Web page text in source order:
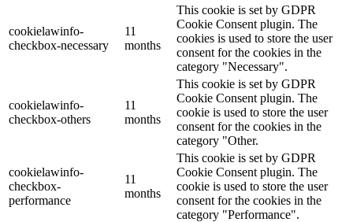
cookielawinfo-
checkbox-necessary
11
months
This cookie is set by GDPR
Cookie Consent plugin. The
cookies is used to store the user
consent for the cookies in the
category "Necessary".
cookielawinfo-
checkbox-others
11
months
This cookie is set by GDPR
Cookie Consent plugin. The
cookie is used to store the user
consent for the cookies in the
category "Other.
cookielawinfo-
checkbox-
performance
11
months
This cookie is set by GDPR
Cookie Consent plugin. The
cookie is used to store the user
consent for the cookies in the
category "Performance".